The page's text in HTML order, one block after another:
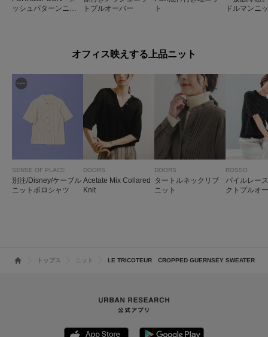
ッシュパターンニッ
トプルオーバー
ト
ドルマンニ
オフィス映えする上品ニット
SENSE OF PLACE
別注/Disney/ケーブル
ニットポロシャツ
DOORS
Acetate Mix Collared
Knit
DOORS
タートルネックリブ
ニット
ROSSO
パイルレー
クトプルオ
トップス ニット LE TRICOTEUR CROPPED GUERNSEY SWEATER